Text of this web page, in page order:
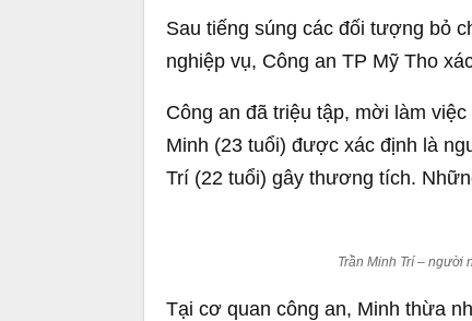
Sau tiếng súng các đối tượng bỏ
nghiệp vụ, Công an TP Mỹ Tho
Công an đã triệu tập, mời làm
Minh (23 tuổi) được xác định là
Trí (22 tuổi) gây thương tích.
Trần Minh Trí – người
Tại cơ quan công an, Minh thừa